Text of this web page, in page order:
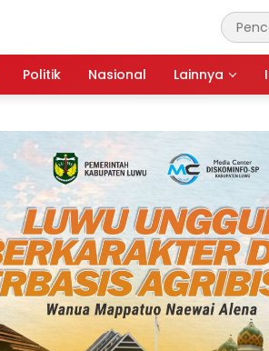
Politik Nasional Lainnya